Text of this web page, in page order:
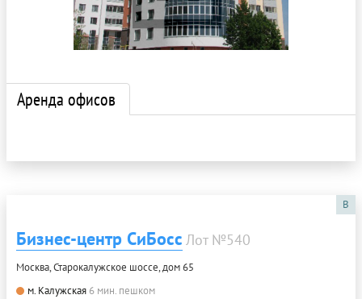
Аренда офисов
B
Бизнес-центр СиБосс Лот №540
Москва, Старокалужское шоссе, дом 65
м. Калужская 6 мин. пешком